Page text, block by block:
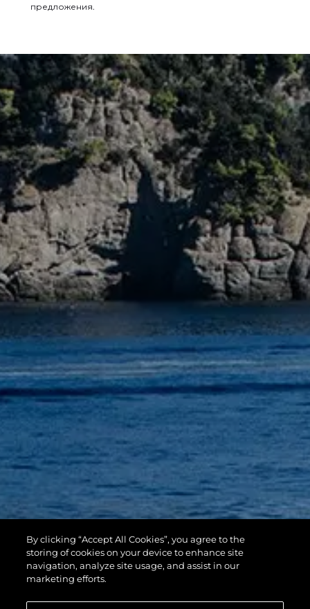
предложения.
By clicking “Accept All Cookies”, you agree to the
storing of cookies on your device to enhance site
navigation, analyze site usage, and assist in our
marketing efforts.